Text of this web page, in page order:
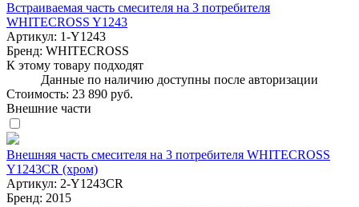
Встраиваемая часть смесителя на 3 потребителя
WHITECROSS Y1243
Артикул: 1-Y1243
Бренд: WHITECROSS
К этому товару подходят
Данные по наличию доступны после авторизации
Стоимость: 23 890 руб.
Внешние части
Внешняя часть смесителя на 3 потребителя WHITECROSS
Y1243CR (хром)
Артикул: 2-Y1243CR
Бренд: 2015